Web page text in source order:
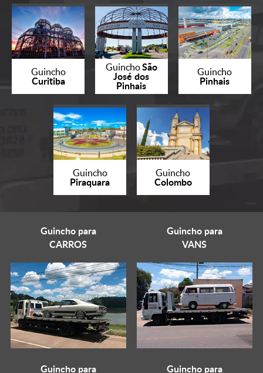
Guincho
Curitiba
GuinchoSão
José dos
Pinhais
Guincho
Pinhais
Guincho
Piraquara
Guincho
Colombo
Guincho para
CARROS
Guincho para
VANS
Guincho para Guincho para